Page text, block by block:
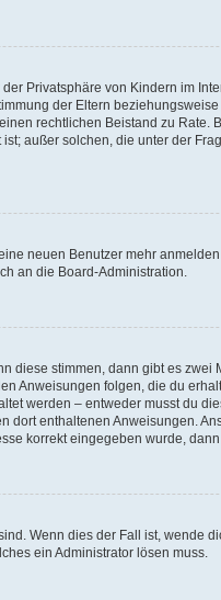
Privatsphäre von Kindern im
der Eltern
rechtlichen Beistand zu
außer solchen, die unter der
neuen Benutzer mehr
an die Board-Administration.
diese stimmen, dann gibt es zwei
Anweisungen folgen, die du
werden – entweder musst du
enthaltenen Anweisungen.
korrekt eingegeben wurde,
Wenn dies der Fall ist, wende
ein Administrator lösen muss.